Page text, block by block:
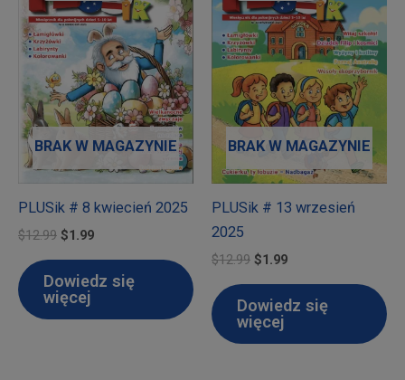
BRAK W MAGAZYNIE
PLUSik # 8 kwiecień 2025
$12.99 Pierwotna
$12.99.
$1.99Aktualna
$1.99.
Dowiedz się
więcej
BRAK W MAGAZYNIE
PLUSik # 13 wrzesień
2025
$12.99 Pierwotna
$12.99.
$1.99Aktualna
$1.99.
Dowiedz się
więcej